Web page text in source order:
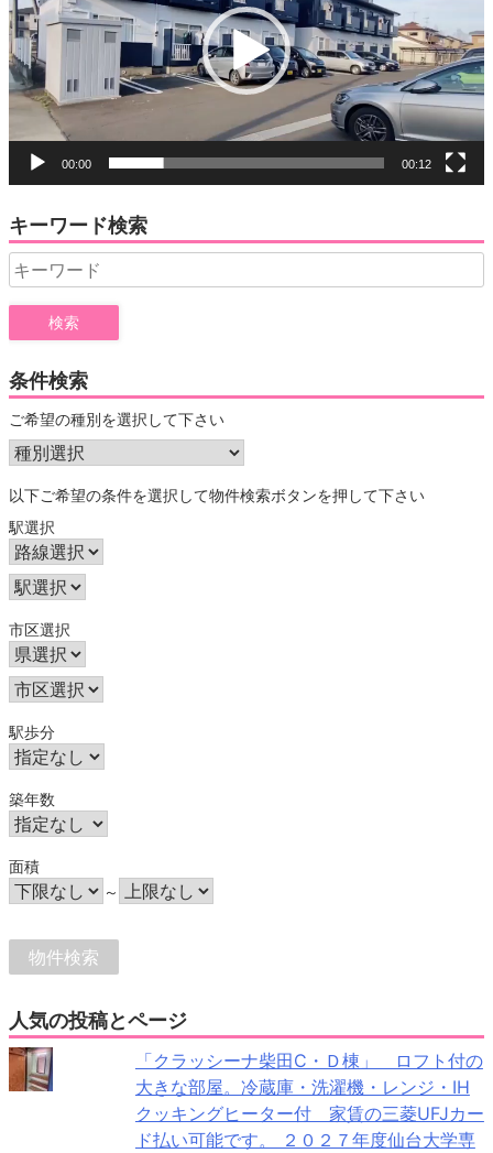
レ
ー
ヤ
ー
00:00 00:12
キーワード検索
Search
for:
条件検索
ご希望の種別を選択して下さい
以下ご希望の条件を選択して物件検索ボタンを押して下さい
駅選択
市区選択
駅歩分
築年数
面積
～
人気の投稿とページ
「クラッシーナ柴田C・Ｄ棟」 ロフト付の
大きな部屋。冷蔵庫・洗濯機・レンジ・IH
クッキングヒーター付 家賃の三菱UFJカー
ド払い可能です。 ２０２７年度仙台大学専